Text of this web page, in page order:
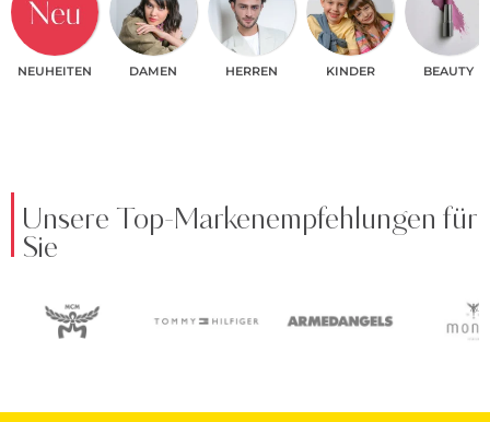
NEUHEITEN DAMEN HERREN KINDER BEAUTY
Unsere Top-Markenempfehlungen für
Sie